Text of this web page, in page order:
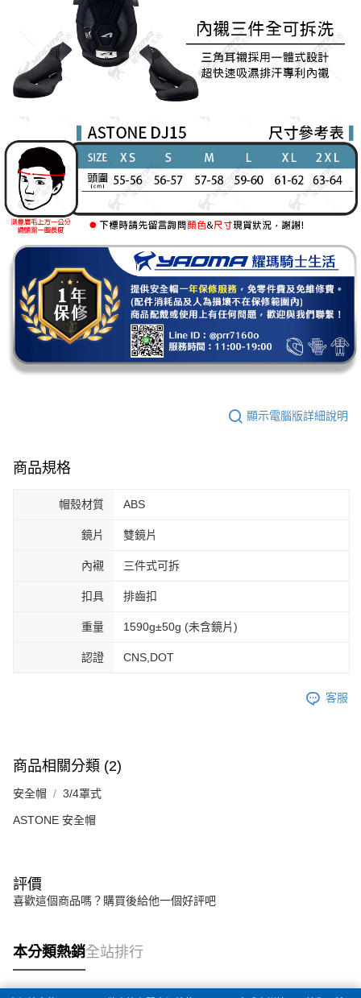
顯示電腦版詳細說明
商品規格
帽殼材質 ABS
鏡片 雙鏡片
內襯 三件式可拆
扣具 排齒扣
重量 1590g±50g (未含鏡片)
認證 CNS,DOT
客服
商品相關分類 (2)
安全帽 3/4罩式
ASTONE 安全帽
評價
喜歡這個商品嗎？購買後給他一個好評吧
本分類熱銷全站排行